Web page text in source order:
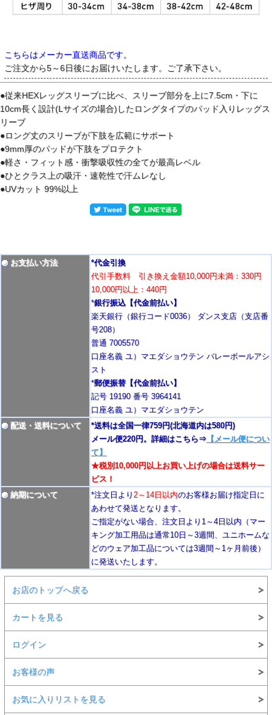
こちらはメーカー直送商品です。
ご注文から5～6日後にお届けいたします。ご了承下さい。
●従来HEXレッグスリーブに比べ、スリーブ部分を上に7.5cm・下に
10cm長く設計(Lサイズの場合)したロングタイプのパッド入りレッグス
リーブ
●ロング丈のスリーブが下肢を広範にサポート
●9mm厚のパッドが下肢をプロテクト
●軽さ・フィット感・衝撃吸収性の全てが最高レベル
●ひとクラス上の吸汗・速乾性で汗ムレなし
●UVカット 99%以上
お支払い方法
*代金引換
代引手数料 引き換え金額10,000円未満：330円
10,000円以上：440円
*銀行振込【代金前払い】
楽天銀行（銀行コード0036） ダンス支店（支店番
号208）
普通 7005570
口座名義 ユ）マエダショウテン バレーボールアシ
スト
*郵便振替【代金前払い】
記号 19190 番号 3964141
口座名義 ユ）マエダショウテン
配送・送料について
*送料は全国一律759円(北海道内は580円)
メール便220円。詳細はこちら⇒ 【メール便につい
て】
★税別10,000円以上お買い上げの場合は送料サー
ビス！
納期について
*注文日より 2～14日以内のお客様お届け指定日に
あわせて発送となります。
ご指定がない場合、注文日より1～4日以内 （マー
キング加工用品は通常10日 ～3週間 、ユニホームな
どのウェア加工品については3週間～ 1ヶ月前後 ）
に発送いたします。
お店のトップへ戻る
カートを見る
ログイン
お客様の声
お気に入りリストを見る